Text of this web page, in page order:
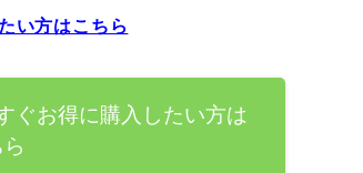
い方はこちら
ぐお得に購入したい方は